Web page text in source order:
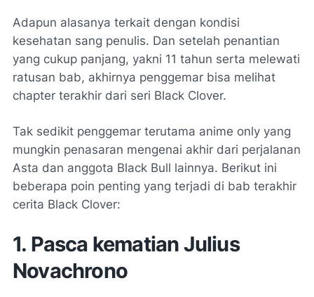
Adapun alasanya terkait dengan kondisi
kesehatan sang penulis. Dan setelah penantian
yang cukup panjang, yakni 11 tahun serta melewati
ratusan bab, akhirnya penggemar bisa melihat
chapter terakhir dari seri Black Clover.
Tak sedikit penggemar terutama anime only yang
mungkin penasaran mengenai akhir dari perjalanan
Asta dan anggota Black Bull lainnya. Berikut ini
beberapa poin penting yang terjadi di bab terakhir
cerita Black Clover:
1. Pasca kematian Julius
Novachrono